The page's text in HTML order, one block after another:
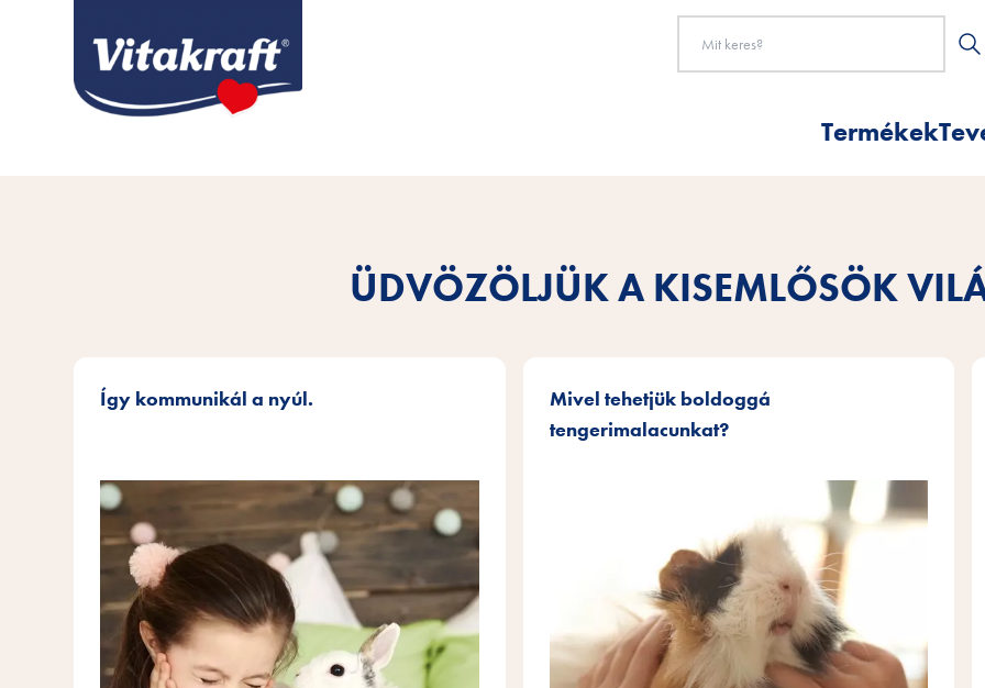
Termékek
ÜDVÖZÖLJÜK A KISEMLŐSÖK
Így kommunikál a nyúl.
Mivel tehetjük boldoggá
tengerimalacunkat?